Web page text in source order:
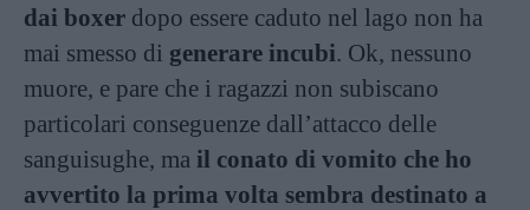
dai boxer dopo essere caduto nel lago non ha
mai smesso di generare incubi. Ok, nessuno
muore, e pare che i ragazzi non subiscano
particolari conseguenze dall’attacco delle
sanguisughe, ma il conato di vomito che ho
avvertito la prima volta sembra destinato a